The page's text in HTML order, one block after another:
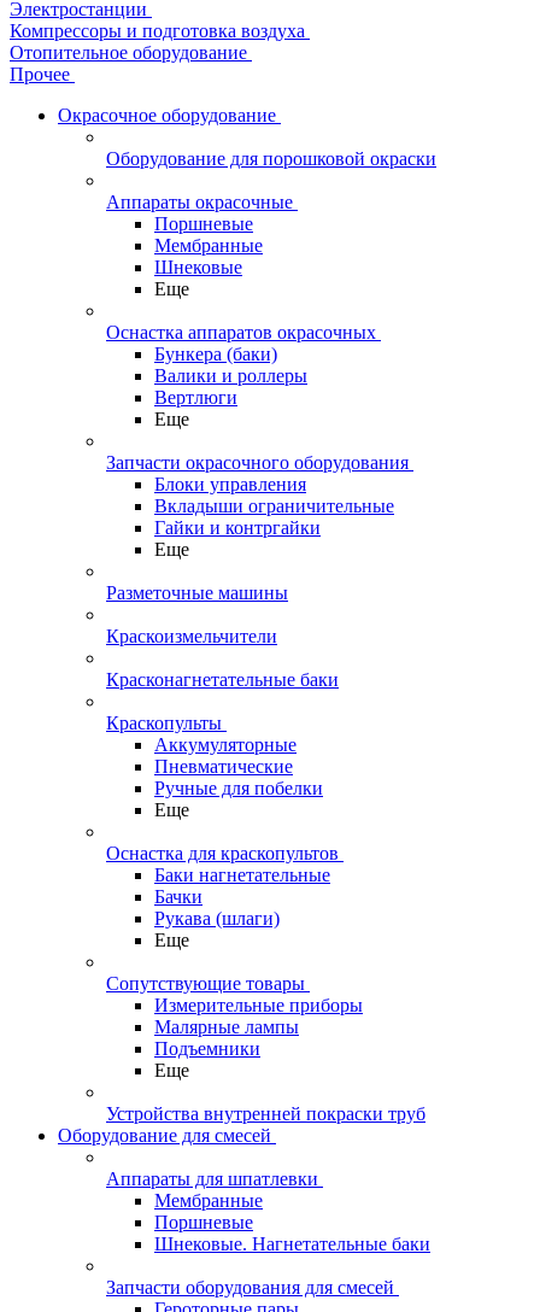
Электростанции
Компрессоры и подготовка воздуха
Отопительное оборудование
Прочее
Окрасочное оборудование
Оборудование для порошковой окраски
Аппараты окрасочные
Поршневые
Мембранные
Шнековые
Еще
Оснастка аппаратов окрасочных
Бункера (баки)
Валики и роллеры
Вертлюги
Еще
Запчасти окрасочного оборудования
Блоки управления
Вкладыши ограничительные
Гайки и контргайки
Еще
Разметочные машины
Краскоизмельчители
Красконагнетательные баки
Краскопульты
Аккумуляторные
Пневматические
Ручные для побелки
Еще
Оснастка для краскопультов
Баки нагнетательные
Бачки
Рукава (шлаги)
Еще
Сопутствующие товары
Измерительные приборы
Малярные лампы
Подъемники
Еще
Устройства внутренней покраски труб
Оборудование для смесей
Аппараты для шпатлевки
Мембранные
Поршневые
Шнековые. Нагнетательные баки
Запчасти оборудования для смесей